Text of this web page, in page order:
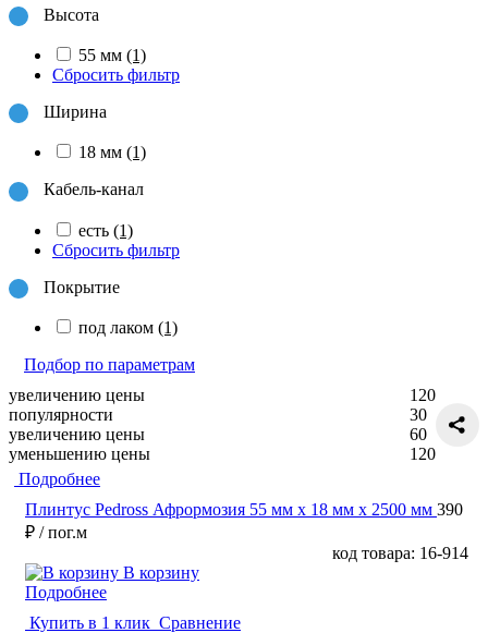
Высота
55 мм (1)
Сбросить фильтр
Ширина
18 мм (1)
Кабель-канал
есть (1)
Сбросить фильтр
Покрытие
под лаком (1)
Подбор по параметрам
увеличению цены
популярности
увеличению цены
уменьшению цены
120
30
60
120
Подробнее
Плинтус Pedross Афрормозия 55 мм х 18 мм х 2500 мм 390
₽ / пог.м
код товара: 16-914
В корзину
Подробнее
Купить в 1 клик Сравнение